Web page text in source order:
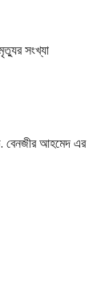
সংখ্যা
বেনজীর আহমেদ এর